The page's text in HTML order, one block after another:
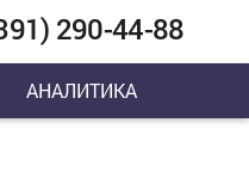
290-44-88
АНАЛИТИКА